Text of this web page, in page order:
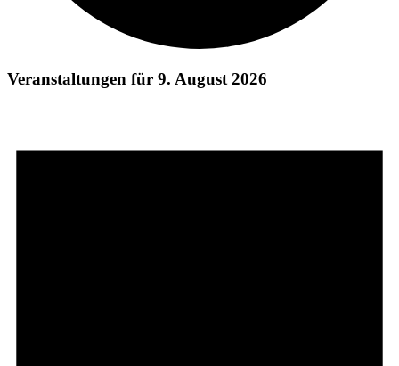
Veranstaltungen für 9. August 2026